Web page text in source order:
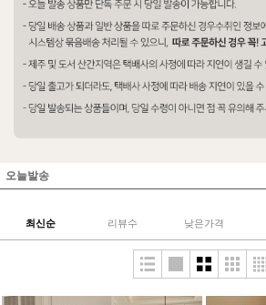
오늘발송
최신순 리뷰수 낮은가격